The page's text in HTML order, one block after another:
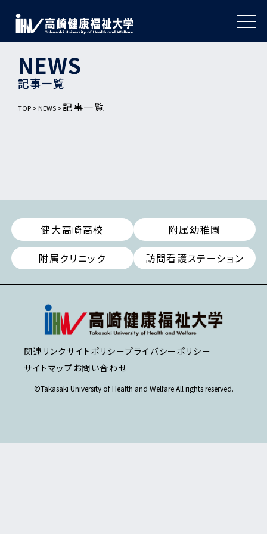
NEWS
記事一覧
TOP NEWS 記事一覧
健大高崎高校
附属幼稚園
附属クリニック
訪問看護ステーション
関連リンク サイトポリシープライバシーポリシー
サイトマップ お問い合わせ
©Takasaki University of Health and Welfare All rights reserved.